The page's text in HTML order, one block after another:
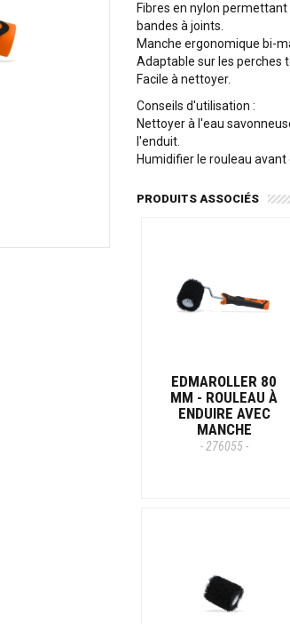
Fibres en nylon
bandes à joints.
Manche ergonomique bi-
Adaptable sur les perches
Facile à nettoyer.
Conseils d'utilisation :
Nettoyer à l'eau
l'enduit.
Humidifier le rouleau avant
PRODUITS ASSOCIÉS
EDMAROLLER 80
MM - ROULEAU À
ENDUIRE AVEC
MANCHE
- 276055 -